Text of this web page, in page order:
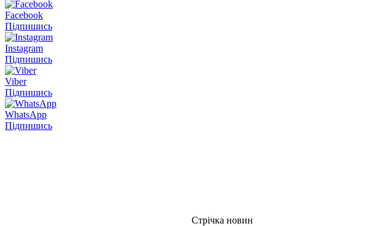
Facebook
Підпишись
Instagram
Підпишись
Viber
Підпишись
WhatsApp
Підпишись
Стрічка новин